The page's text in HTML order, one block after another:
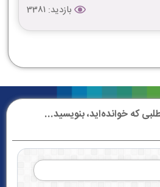
بازدید: 3381
که خوانده‌اید، بنویسید...